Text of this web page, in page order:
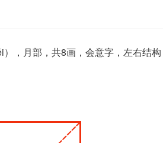
，月部，共8画，会意字，左右结